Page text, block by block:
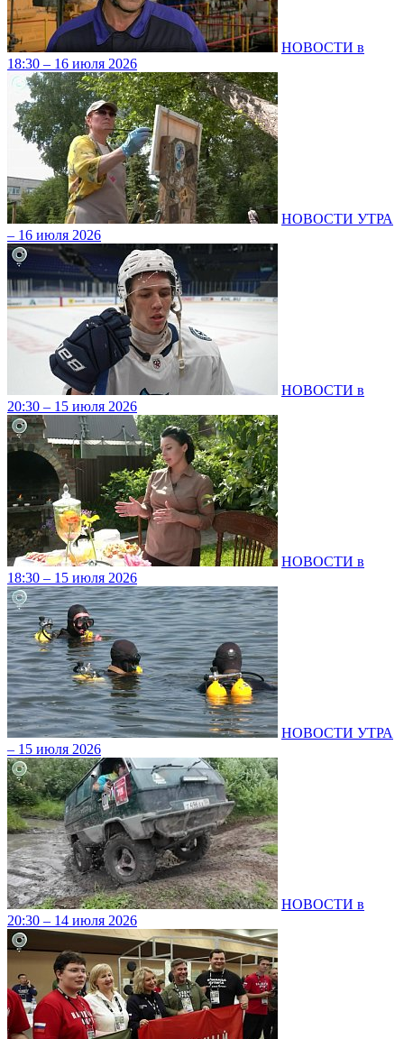
НОВОСТИ в
18:30 – 16 июля 2026
НОВОСТИ УТРА
– 16 июля 2026
НОВОСТИ в
20:30 – 15 июля 2026
НОВОСТИ в
18:30 – 15 июля 2026
НОВОСТИ УТРА
– 15 июля 2026
НОВОСТИ в
20:30 – 14 июля 2026